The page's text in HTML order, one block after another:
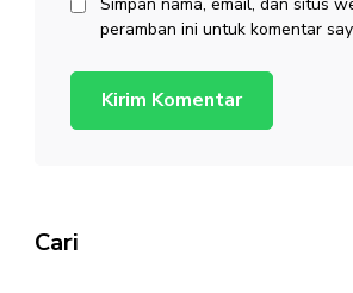
peramban ini untuk komentar
Cari